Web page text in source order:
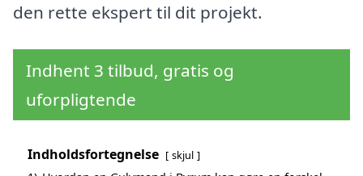
den rette ekspert til dit projekt.
Indhent 3 tilbud, gratis og
uforpligtende
Indholdsfortegnelse skjul